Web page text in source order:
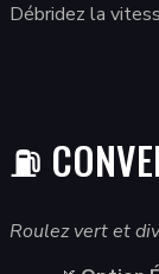
Débridez la
⛽
Roulez vert et